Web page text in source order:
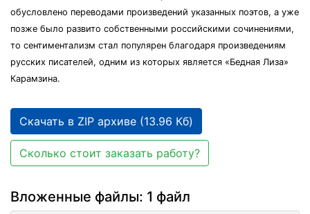
обусловлено переводами произведений указанных поэтов, а уже
позже было развито собственными российскими сочинениями,
то сентиментализм стал популярен благодаря произведениям
русских писателей, одним из которых является «Бедная Лиза»
Карамзина.
Скачать в ZIP архиве (13.96 Кб)
Сколько стоит заказать работу?
Вложенные файлы: 1 файл